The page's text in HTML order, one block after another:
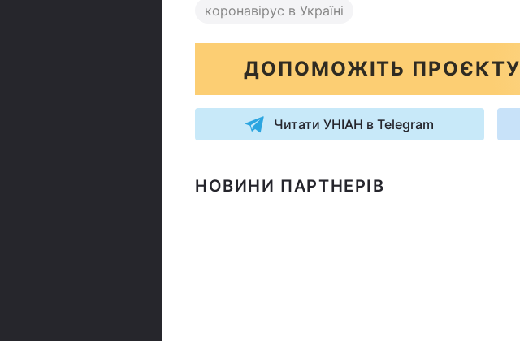
коронавірус в Україні
ДОПОМОЖІТЬ ПРОЄКТУ
Читати УНІАН в Telegram
НОВИНИ ПАРТНЕРІВ